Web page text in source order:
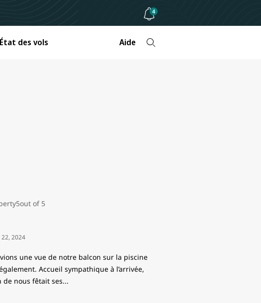
4
État des vols Aide
2024
une vue de notre balcon sur la piscine
Accueil sympathique à l’arrivée,
de nous fêtait ses...